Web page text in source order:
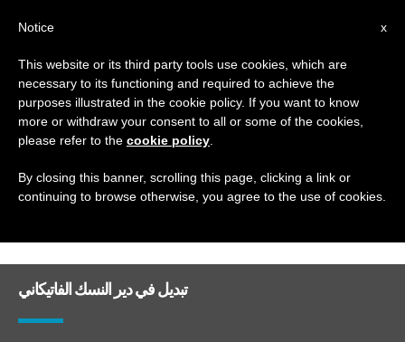
DAY
November 25th, 2009
DERNIÈRES NOUVELLES
تبديل في دير النسك الفاتيكاني
x
Notice
This website or its third party tools use cookies, which are
necessary to its functioning and required to achieve the
purposes illustrated in the cookie policy. If you want to know
more or withdraw your consent to all or some of the cookies,
please refer to the cookie policy
By closing this banner, scrolling this page, clicking a link or
continuing to browse otherwise, you agree to the use of cookies.